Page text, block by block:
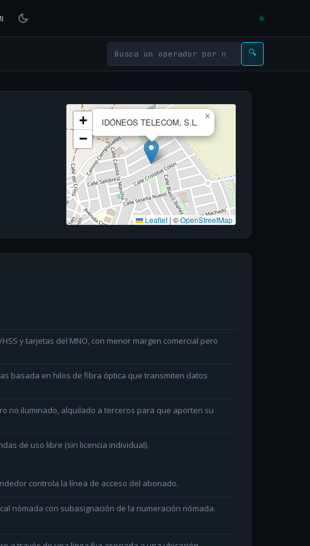
🔍
IDÓNEOS TELECOM, S.L.
×
+
−
Leaflet | ©OpenStreetMap
y tarjetas del MNO, con menor margen comercial pero
basada en hilos de fibra óptica que transmiten datos
no iluminado, alquilado a terceros para que aporten su
de uso libre (sin licencia individual).
controla la línea de acceso del abonado.
nómada con subasignación de la numeración nómada.